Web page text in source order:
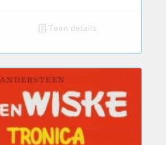
Toon details